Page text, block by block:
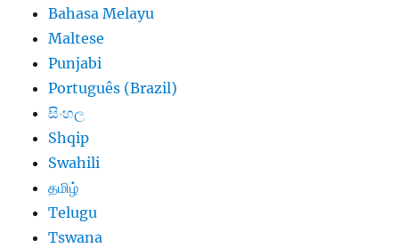
Bahasa Melayu
Maltese
Punjabi
Português (Brazil)
සිංහල
Shqip
Swahili
தமிழ்
Telugu
Tswana